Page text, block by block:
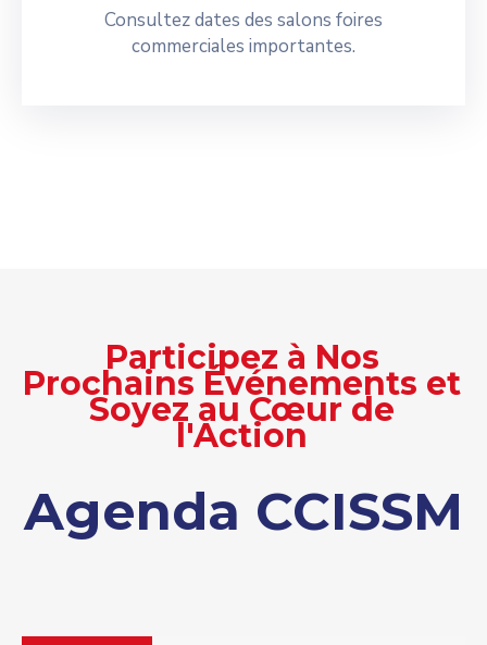
Consultez dates des salons foires
commerciales importantes.
Participez à Nos
Prochains Événements et
Soyez au Cœur de
l'Action
Agenda CCISSM